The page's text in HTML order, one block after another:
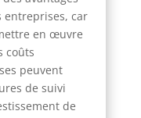
entreprises, car
en œuvre
coûts
peuvent
de suivi
de